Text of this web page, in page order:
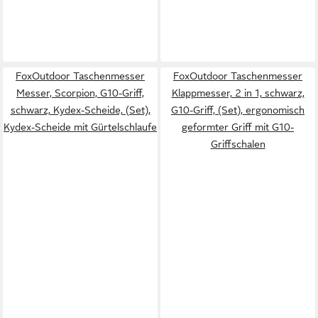
FoxOutdoor Taschenmesser
Messer, Scorpion, G10-Griff,
schwarz, Kydex-Scheide, (Set),
Kydex-Scheide mit Gürtelschlaufe
FoxOutdoor Taschenmesser
Klappmesser, 2 in 1, schwarz,
G10-Griff, (Set), ergonomisch
geformter Griff mit G10-
Griffschalen